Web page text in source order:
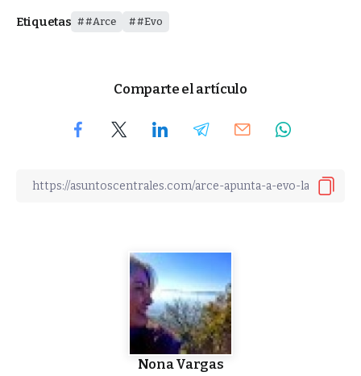
Etiquetas #Arce #Evo
Comparte el artículo
Nona Vargas